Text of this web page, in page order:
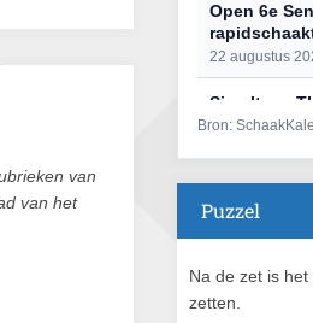
van
van het
Open 6e
22 augustus
Simultaan
22 augustus
2e Utrechts
23 augustus
Open
Bron:
Puzzel
Na de zet is
zetten.